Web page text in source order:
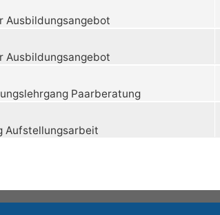
Ausbildungsangebot
Ausbildungsangebot
Paarberatung
Aufstellungsarbeit